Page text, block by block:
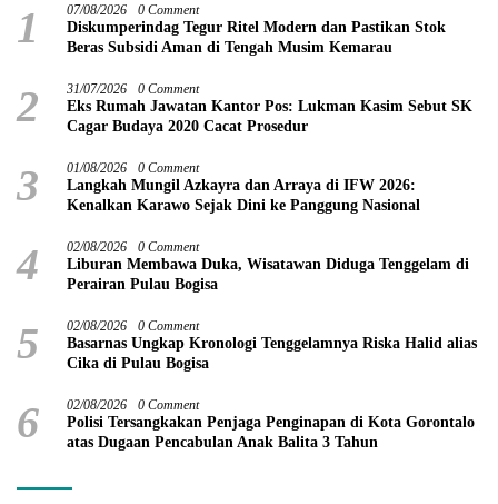
1 07/08/2026 0 Comment
Diskumperindag Tegur Ritel Modern dan Pastikan Stok
Beras Subsidi Aman di Tengah Musim Kemarau
2 31/07/2026 0 Comment
Eks Rumah Jawatan Kantor Pos: Lukman Kasim Sebut SK
Cagar Budaya 2020 Cacat Prosedur
3 01/08/2026 0 Comment
Langkah Mungil Azkayra dan Arraya di IFW 2026:
Kenalkan Karawo Sejak Dini ke Panggung Nasional
4 02/08/2026 0 Comment
Liburan Membawa Duka, Wisatawan Diduga Tenggelam di
Perairan Pulau Bogisa
5 02/08/2026 0 Comment
Basarnas Ungkap Kronologi Tenggelamnya Riska Halid alias
Cika di Pulau Bogisa
6 02/08/2026 0 Comment
Polisi Tersangkakan Penjaga Penginapan di Kota Gorontalo
atas Dugaan Pencabulan Anak Balita 3 Tahun